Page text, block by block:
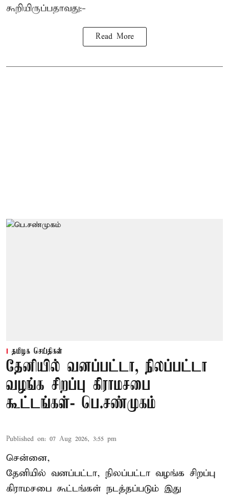
கூறியிருப்பதாவது:-
Read More
தமிழக செய்திகள்
தேனியில் வனப்பட்டா, நிலப்பட்டா
வழங்க சிறப்பு கிராமசபை
கூட்டங்கள்- பெ.சண்முகம்
Published on: 07 Aug 2026, 3:55 pm
சென்னை,
தேனியில் வனப்பட்டா, நிலப்பட்டா வழங்க சிறப்பு
கிராமசபை கூட்டங்கள் நடத்தப்படும் இது